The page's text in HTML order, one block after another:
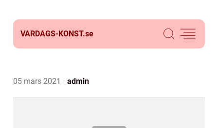
VARDAGS-KONST.se
05 mars 2021 admin